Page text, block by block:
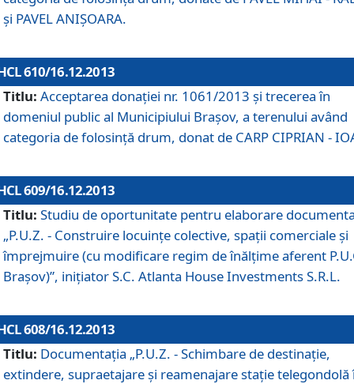
şi PAVEL ANIŞOARA.
610/16.12.2013
Titlu: Acceptarea donaţiei nr. 1061/2013 şi trecerea în
domeniul public al Municipiului Braşov, a terenului având
categoria de folosinţă drum, donat de CARP CIPRIAN -
609/16.12.2013
Titlu: Studiu de oportunitate pentru elaborare
„P.U.Z. - Construire locuinţe colective, spaţii comerciale şi
împrejmuire (cu modificare regim de înălţime aferent
Braşov)”, iniţiator S.C. Atlanta House Investments S.R.L.
608/16.12.2013
Titlu: Documentaţia „P.U.Z. - Schimbare de destinaţie,
extindere, supraetajare şi reamenajare staţie telegondolă